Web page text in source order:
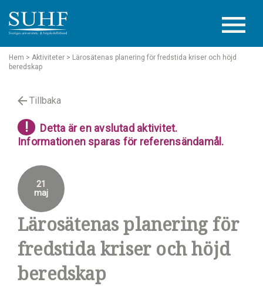
Hem > Aktiviteter > Lärosätenas planering för fredstida kriser och höjd
beredskap
Tillbaka
!
Detta är en avslutad aktivitet.
Informationen sparas för referensändamål.
Lärosätenas planering för
fredstida kriser och höjd
beredskap
21
maj